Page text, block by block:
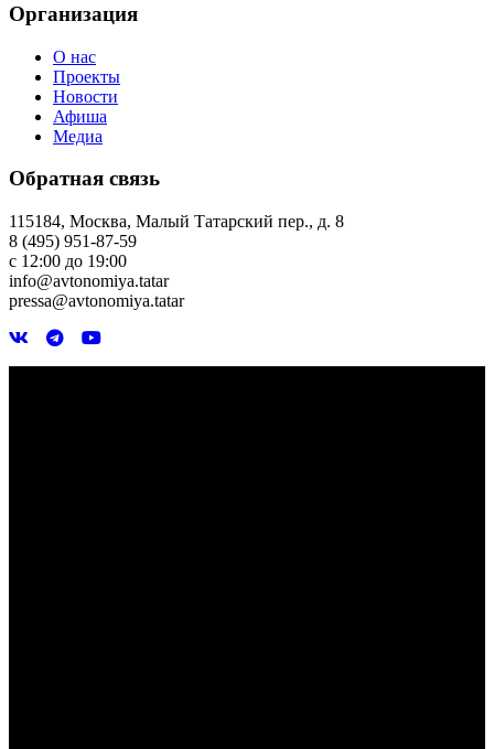
Организация
О нас
Проекты
Новости
Афиша
Медиа
Обратная связь
115184, Москва, Малый Татарский пер., д. 8
8 (495) 951-87-59
с 12:00 до 19:00
info@avtonomiya.tatar
pressa@avtonomiya.tatar